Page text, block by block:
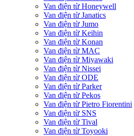
Van điện từ Honeywell
Van điện từ Janatics
Van điện từ Jumo
Van điện từ Keihin
Van điện từ Konan
Van điện từ MAC
Van điện từ Miyawaki
Van điện từ Nissei
Van điện từ ODE
Van điện từ Parker
Van điện từ Pekos
Van điện từ Pietro Fiorentini
Van điện từ SNS
Van điện từ Tival
Van điện từ Toyooki